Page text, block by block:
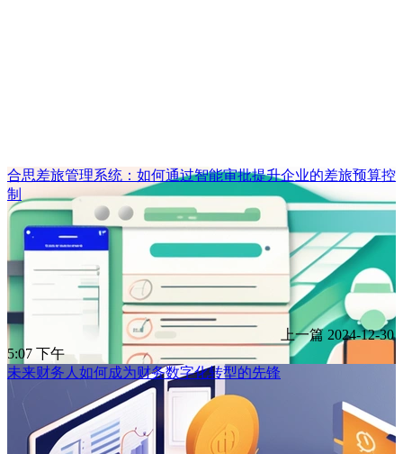
合思差旅管理系统：如何通过智能审批提升企业的差旅预算控
制
上一篇 2024-12-30
5:07 下午
未来财务人如何成为财务数字化转型的先锋